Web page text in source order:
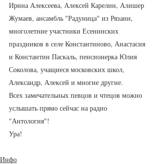
Ирина Алексеева, Алексей Карелин, Алишер
Жумаев, ансамбль "Радуница" из Рязани,
многолетние участники Есенинских
праздников в селе Константиново, Анастасия
и Константин Паскаль, пенсионерка Юлия
Соколова, учащиеся московских школ,
Александр, Алексей и многие другие.
Всех замечательных певцов и чтецов можно
услышать прямо сейчас на радио
"Антология"!
Ура!
Инфо